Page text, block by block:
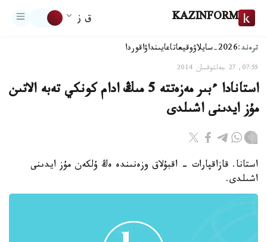
KAZINFORM ق ز
ترەند:2026-سايلاۋ وقيعاتاعايىنداۋاقوردا
07:55, 27 جەلتوقسان 2014
استانادا ءبىر مەزەتتە 5 مىڭ ادام كونكي تەبە الاتىن
مۇز ايدىنى اشىلدى
استانا. قازاقپارات - اقبۇلاق وزەنىندە ەڭ ۇلكەن مۇز ايدىنى
اشىلدى.